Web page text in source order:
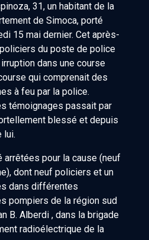
31, un habitant de la
de Simoca, porté
15 mai dernier. Cet après-
du poste de police
dans une course
qui comprenait des
à feu par la police.
témoignages passait par
blessé et depuis
lui.
arrêtées pour la cause (neuf
dont neuf policiers et un
dans différentes
pompiers de la région sud
B. Alberdi , dans la brigade
radioélectrique de la